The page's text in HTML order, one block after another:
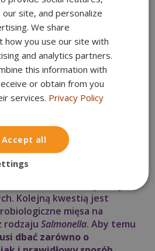
może przyczynić się do
zębów czy
psa – zwłaszcza jeśli
mu posiłki niskiej jakości.
psa BARF ma też swoje
posiłków
i czasochłonne, a
od komercyjnej przetworzonej
o zagrożeniach
Przede wszystkim istnieje
posiłków, co może
lub nadmiarów pewnych
Kolejną kwestią jest
mięsa na
rodzaju Salmonella. Aby temu
dbać zarówno o
POLISH
site, and personalize
We share
how you use our site with
and analytics partners.
this information with
or obtain from you
services. Privacy Policy
Accept all